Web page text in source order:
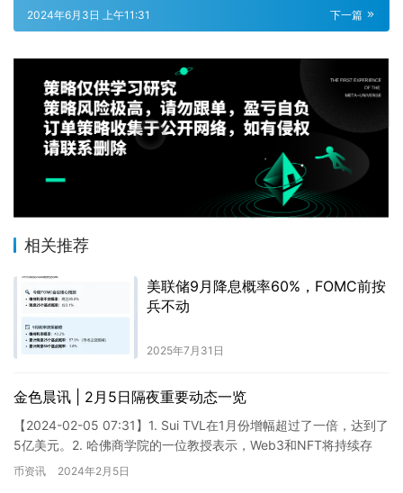
下一篇
2024年6月3日 上午11:31
相关推荐
美联储9月降息概率60%，FOMC前按
兵不动
2025年7月31日
金色晨讯 | 2月5日隔夜重要动态一览
【2024-02-05 07:31】1. Sui TVL在1月份增幅超过了一倍，达到了
5亿美元。2. 哈佛商学院的一位教授表示，Web3和NFT将持续存
在。3. 比特币矿企Bit …
币资讯 2024年2月5日